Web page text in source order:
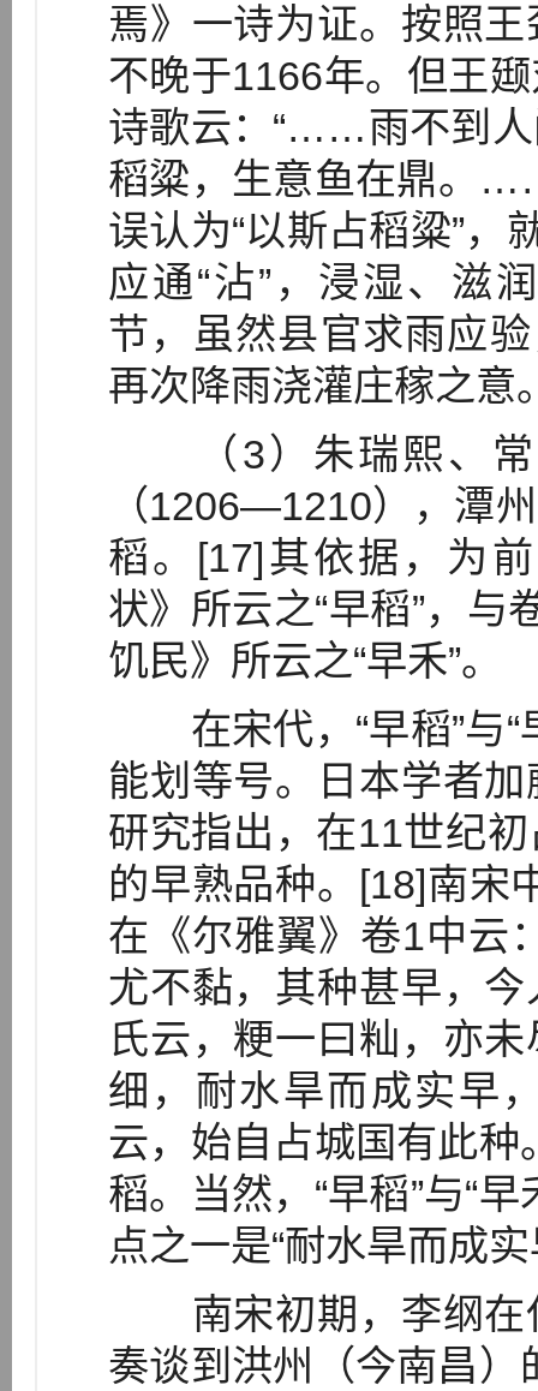
焉》一诗为证。按照
不晚于1166年。但王
诗歌云：“……雨不到
稻粱，生意鱼在鼎。
误认为“以斯占稻粱”，
应通“沾”，浸湿、滋
节，虽然县官求雨应
再次降雨浇灌庄稼之意
（3）朱瑞熙、常
（1206—1210），潭
稻。[17]其依据，为
状》所云之“早稻”，与
饥民》所云之“早禾”。
在宋代，“早稻”与“
能划等号。日本学者
研究指出，在11世纪
的早熟品种。[18]南宋
在《尔雅翼》卷1中云
尤不黏，其种甚早，
氏云，粳一曰籼，亦
细，耐水旱而成实早
云，始自占城国有此种
稻。当然，“早稻”与“
点之一是“耐水旱而成
南宋初期，李纲在
奏谈到洪州（今南昌）